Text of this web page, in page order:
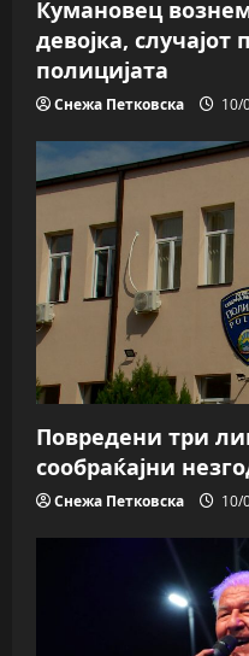
n
Кумановец
девојка, случајот
полицијата
Снежа Петковска 10/
Повредени три
сообраќајни
Снежа Петковска 10/